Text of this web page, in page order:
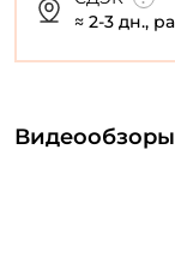
≈ 2-3 дн.,
Видеообзоры